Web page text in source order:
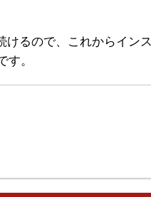
けるので、これからインス
。